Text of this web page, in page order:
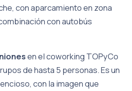
con aparcamiento en zona
con autobús
en el coworking TOPyCo
de hasta 5 personas. Es un
con la imagen que